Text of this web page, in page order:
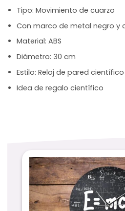
Tipo: Movimiento de cuarzo
Con marco de metal negro y
Material: ABS
Diámetro: 30 cm
Estilo: Reloj de pared científico
Idea de regalo científico